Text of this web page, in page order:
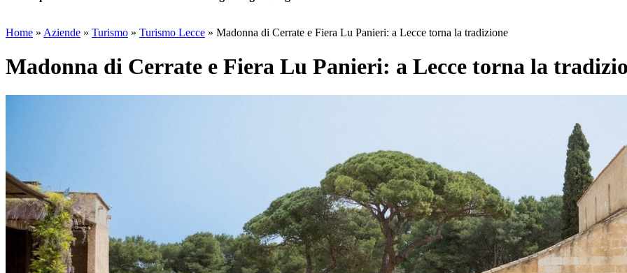
Home » Aziende » Turismo » Turismo Lecce » Madonna di Cerrate e Fiera Lu Panieri: a Lecce torna la tradizione
Madonna di Cerrate e Fiera Lu Panieri: a Lecce torna la